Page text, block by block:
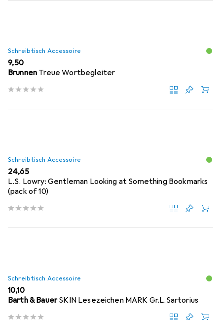
Schreibtisch Accessoire
EUR
9,50
Brunnen Treue Wortbegleiter
Schreibtisch Accessoire
EUR
24,65
L.S. Lowry: Gentleman Looking at Something Bookmarks
(pack of 10)
Schreibtisch Accessoire
EUR
10,10
Barth & BauerSKIN Lesezeichen MARK Gr.L.Sartorius